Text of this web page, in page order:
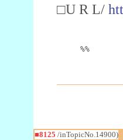
□U R L/
%%
■8125 /inTopicNo.14900)